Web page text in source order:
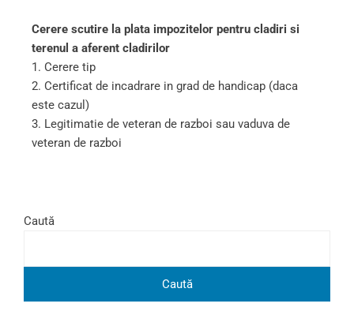
Cerere scutire la plata impozitelor pentru cladiri si
terenul a aferent cladirilor
1. Cerere tip
2. Certificat de incadrare in grad de handicap (daca
este cazul)
3. Legitimatie de veteran de razboi sau vaduva de
veteran de razboi
Caută
Caută